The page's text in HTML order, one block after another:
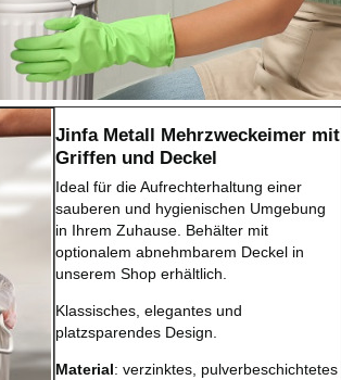
Jinfa Metall Mehrzweckeimer mit
Griffen und Deckel
Ideal für die Aufrechterhaltung einer
sauberen und hygienischen Umgebung
in Ihrem Zuhause. Behälter mit
optionalem abnehmbarem Deckel in
unserem Shop erhältlich.
Klassisches, elegantes und
platzsparendes Design.
Material: verzinktes, pulverbeschichtetes